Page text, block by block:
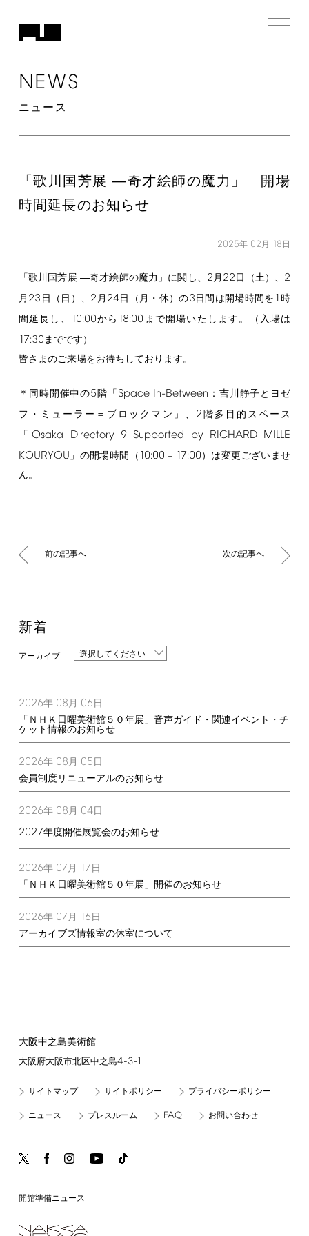
NEWS
ニュース
「歌川国芳展 ―奇才絵師の魔力」 開場
時間延長のお知らせ
2025年 02 月 18 日
「歌川国芳展 ―奇才絵師の魔力」に関し、 2月 22 日（土）、 2
月 23 日（日）、 2月 24日（月・休）の3 日間は開場時間を 1時
間延長し、
10:00から 18:00 まで開場いたします。（入場は
17:30までです）
皆さまのご来場をお待ちしております。
＊同時開催中の5 階「 Space In-Between ：吉川静子とヨゼ
フ・ミューラー＝ブロックマン」、 2 階多目的スペース
「Osaka Directory 9 Supported by RICHARD MILLE
KOURYOU」の開場時間（ 10:00 – 17:00）は変更ございませ
ん。
前の記事へ 次の記事へ
新着
選択してください
2026年 08月 06 日
「ＮＨＫ日曜美術館５０年展」音声ガイド・関連イベント・チ
ケット情報のお知らせ
2026年 08月 05 日
会員制度リニューアルのお知らせ
2026年 08月 04日
2027年度開催展覧会のお知らせ
2026年 07月 17 日
「ＮＨＫ日曜美術館５０年展」開催のお知らせ
2026年 07月 16 日
アーカイブズ情報室の休室について
大阪中之島美術館
大阪府大阪市北区中之島4-3-1
サイトマップ サイトポリシー プライバシーポリシー
ニュース プレスルーム FAQ お問い合わせ
開館準備ニュース